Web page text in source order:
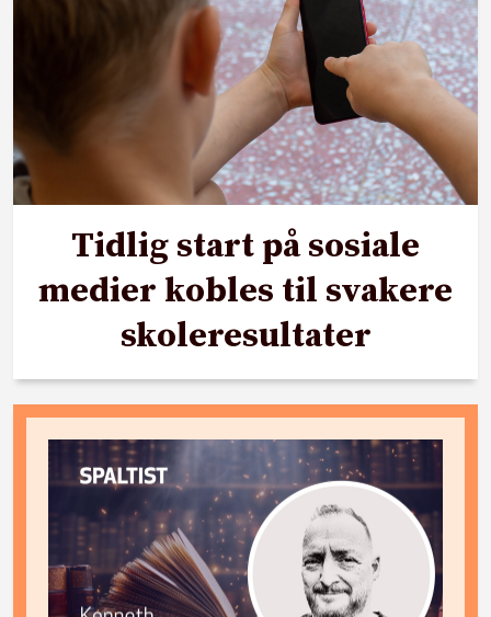
Tidlig start på sosiale
medier kobles til svakere
skoleresultater